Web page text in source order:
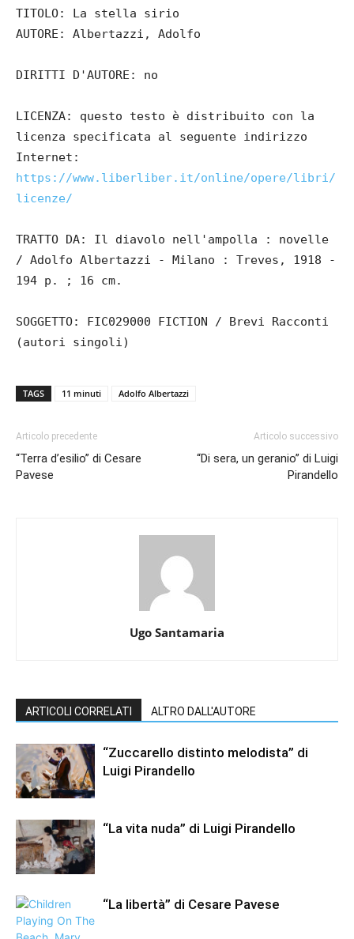
TITOLO: La stella sirio
AUTORE: Albertazzi, Adolfo
DIRITTI D'AUTORE: no
LICENZA: questo testo è distribuito con la
licenza specificata al seguente indirizzo
Internet:
https://www.liberliber.it/online/opere/libri/
licenze/
TRATTO DA: Il diavolo nell'ampolla : novelle
/ Adolfo Albertazzi - Milano : Treves, 1918 -
194 p. ; 16 cm.
SOGGETTO: FIC029000 FICTION / Brevi Racconti
(autori singoli)
TAGS 11 minuti Adolfo Albertazzi
Articolo precedente
“Terra d’esilio” di Cesare
Pavese
Articolo successivo
“Di sera, un geranio” di Luigi
Pirandello
Ugo Santamaria
ARTICOLI CORRELATI ALTRO DALL'AUTORE
“Zuccarello distinto melodista” di
Luigi Pirandello
“La vita nuda” di Luigi Pirandello
“La libertà” di Cesare Pavese